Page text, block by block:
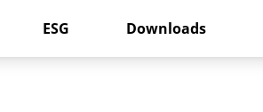
ESG Downloads